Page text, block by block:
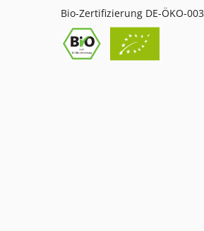
Bio-Zertifizierung DE-ÖKO-003